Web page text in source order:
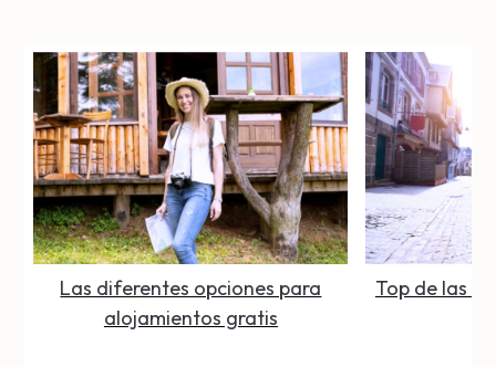
Las diferentes opciones para
alojamientos gratis
Top de las